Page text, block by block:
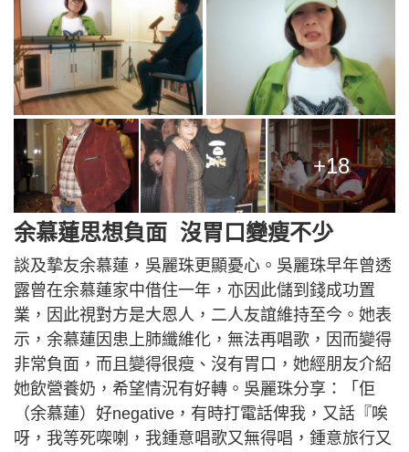
+18
余慕蓮思想負面 沒胃口變瘦不少
談及摯友余慕蓮，吳麗珠更顯憂心。吳麗珠早年曾透
露曾在余慕蓮家中借住一年，亦因此儲到錢成功置
業，因此視對方是大恩人，二人友誼維持至今。她表
示，余慕蓮因患上肺纖維化，無法再唱歌，因而變得
非常負面，而且變得很瘦、沒有胃口，她經朋友介紹
她飲營養奶，希望情況有好轉。吳麗珠分享：「佢
（余慕蓮）好negative，有時打電話俾我，又話『唉
呀，我等死㗎喇，我鍾意唱歌又無得唱，鍾意旅行又